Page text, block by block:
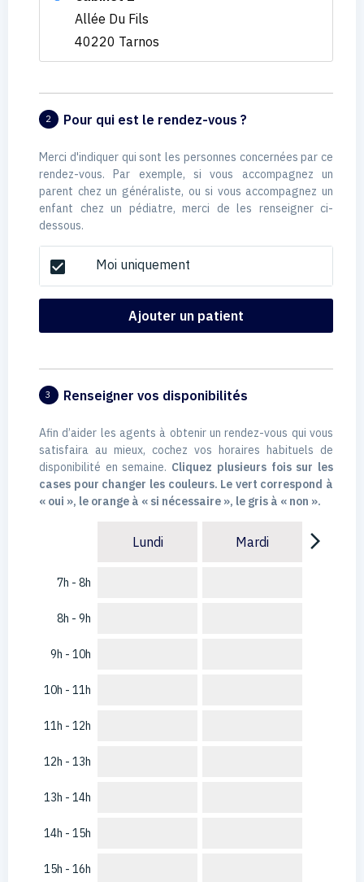
Allée Du Fils
40220 Tarnos
2 Pour qui est le rendez-vous ?
Merci d'indiquer qui sont les personnes concernées par ce
rendez-vous. Par exemple, si vous accompagnez un
parent chez un généraliste, ou si vous accompagnez un
enfant chez un pédiatre, merci de les renseigner ci-
dessous.
check_box Moi uniquement
Ajouter un patient
3 Renseigner vos disponibilités
Afin d’aider les agents à obtenir un rendez-vous qui vous
satisfaira au mieux, cochez vos horaires habituels de
disponibilité en semaine. Cliquez plusieurs fois sur les
cases pour changer les couleurs. Le vert correspond à
« oui », le orange à « si nécessaire », le gris à « non ».
7h - 8h
8h - 9h
9h - 10h
10h - 11h
11h - 12h
12h - 13h
13h - 14h
14h - 15h
15h - 16h
Lundi Mardi arrow_forward_ios